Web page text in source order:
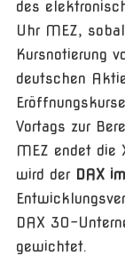
des
Uhr MEZ,
Kursnotierung
deutschen
Vortags zur
MEZ endet die
wird der DAX
DAX 30-
gewichtet.